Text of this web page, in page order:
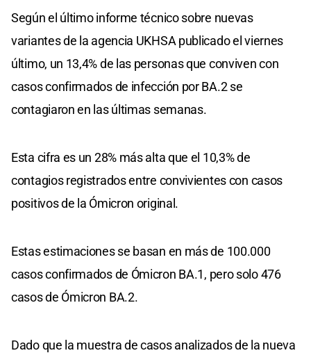
Según el último informe técnico sobre nuevas
variantes de la agencia UKHSA publicado el viernes
último, un 13,4% de las personas que conviven con
casos confirmados de infección por BA.2 se
contagiaron en las últimas semanas.
Esta cifra es un 28% más alta que el 10,3% de
contagios registrados entre convivientes con casos
positivos de la Ómicron original.
Estas estimaciones se basan en más de 100.000
casos confirmados de Ómicron BA.1, pero solo 476
casos de Ómicron BA.2.
Dado que la muestra de casos analizados de la nueva